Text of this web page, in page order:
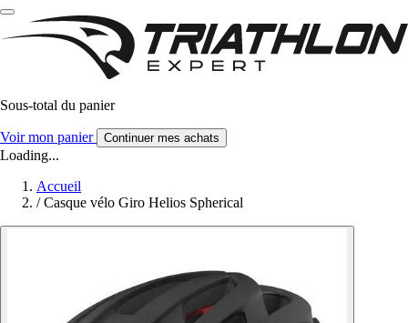
Sous-total du panier
Voir mon panier Continuer mes achats
Loading...
Accueil
/ Casque vélo Giro Helios Spherical